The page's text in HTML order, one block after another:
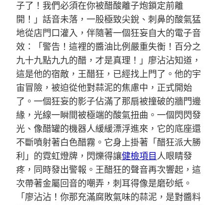
子了！我們必須在你被醋酸離子炮鎖定前離
開！」話音未落，一股極致尖銳、刺鼻的酸氣猛
地從店門口灌入，伴隨著一個狂妄自大的電子音
效：「警告！這裡的醬油比例嚴重失衡！百分之
九十九點九九的醋，才是真理！」廖沾沾知道，
這是他的宿敵，王醋狂，已經找上門了。他的宇
宙冒險，被迫從他對蒜泥的焦慮中，正式開始
了。一個狂妄的影子佔滿了那扇被撞破的牆門邊
緣，光線一瞬間被極端的酸氣扭曲。一個閃閃發
光、像醋罐的機器人緩緩漂浮進來，它的底座還
不斷噴射著白色醋霧。它身上掛著「醋狂派大勝
利」的霓虹燈牌，閃爍得讓健檢項目 人眼睛發
疼，同時發出警報。王醋狂的聲音再次響起，這
次帶著金屬回音的嘲弄，刺耳得像是磨砂紙。
「廖沾沾！你那充滿腐敗氣味的蒜泥，是對醬料